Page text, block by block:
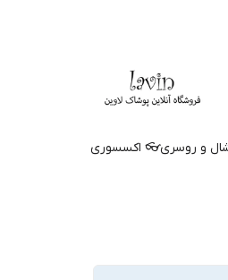
و روسری👓 اکسسوری